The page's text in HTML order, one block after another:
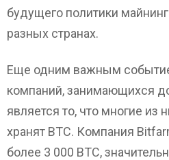
будущего политики
разных странах.
Еще одним важным
компаний, занимающихся
является то, что многие из
хранят BTC. Компания
более 3 000 BTC,